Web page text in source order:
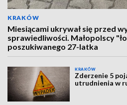
KRAKÓW
Miesiącami ukrywał się przed
sprawiedliwości. Małopolscy
poszukiwanego 27-latka
KRAKÓW
Zderzenie 5
utrudnienia w